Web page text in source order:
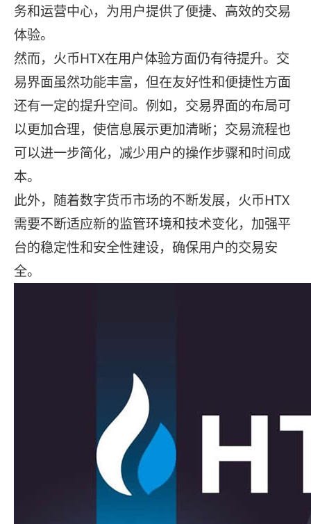
务和运营中心，为用户提供了便捷、高效的交易
体验。
然而，火币HTX在用户体验方面仍有待提升。交
易界面虽然功能丰富，但在友好性和便捷性方面
还有一定的提升空间。例如，交易界面的布局可
以更加合理，使信息展示更加清晰；交易流程也
可以进一步简化，减少用户的操作步骤和时间成
本。
此外，随着数字货币市场的不断发展，火币HTX
需要不断适应新的监管环境和技术变化，加强平
台的稳定性和安全性建设，确保用户的交易安
全。